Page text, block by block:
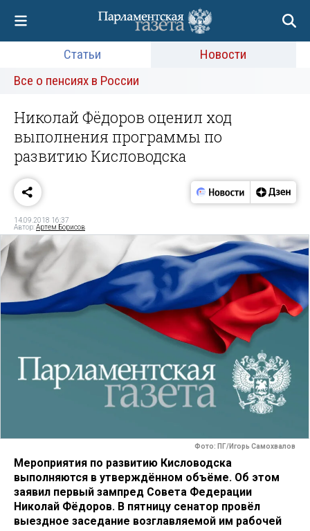
Статьи
Новости
Все о пенсиях в России
Николай Фёдоров оценил ход
выполнения программы по
развитию Кисловодска
14.09.2018 16:37
Автор:Артем Борисов
Фото: ПГ/Игорь Самохвалов
Мероприятия по развитию Кисловодска
выполняются в утверждённом объёме. Об этом
заявил первый зампред Совета Федерации
Николай Фёдоров. В пятницу сенатор провёл
выездное заседание возглавляемой им рабочей